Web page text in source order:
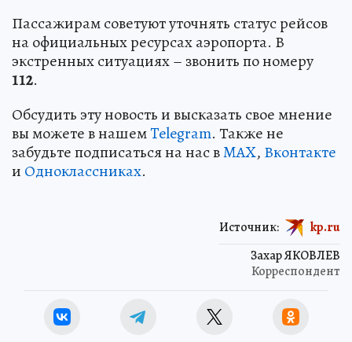
Пассажирам советуют уточнять статус рейсов
на официальных ресурсах аэропорта. В
экстренных ситуациях – звонить по номеру
112.
Обсудить эту новость и высказать свое мнение
вы можете в нашемTelegram. Также не
забудьте подписаться на нас вMAX, Вконтакте
и Одноклассниках.
Захар ЯКОВЛЕВ
Корреспондент
Источник: kp.ru